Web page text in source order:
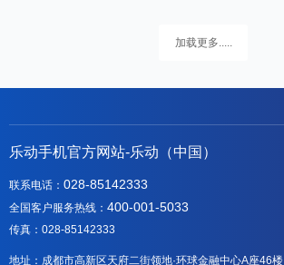
加载更多.....
乐动手机官方网站-乐动（中国）
联系电话： 028-85142333
全国客户服务热线： 400-001-5033
传真：028-85142333
地址：成都市高新区天府二街领地·环球金融中心A座46楼